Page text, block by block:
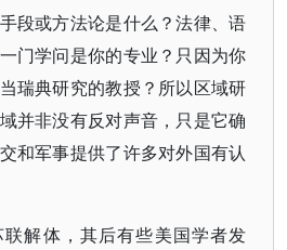
段或方法论是什么？法律、语
门学问是你的专业？只因为你
瑞典研究的教授？所以区域研
并非没有反对声音，只是它确
和军事提供了许多对外国有认
解体，其后有些美国学者发